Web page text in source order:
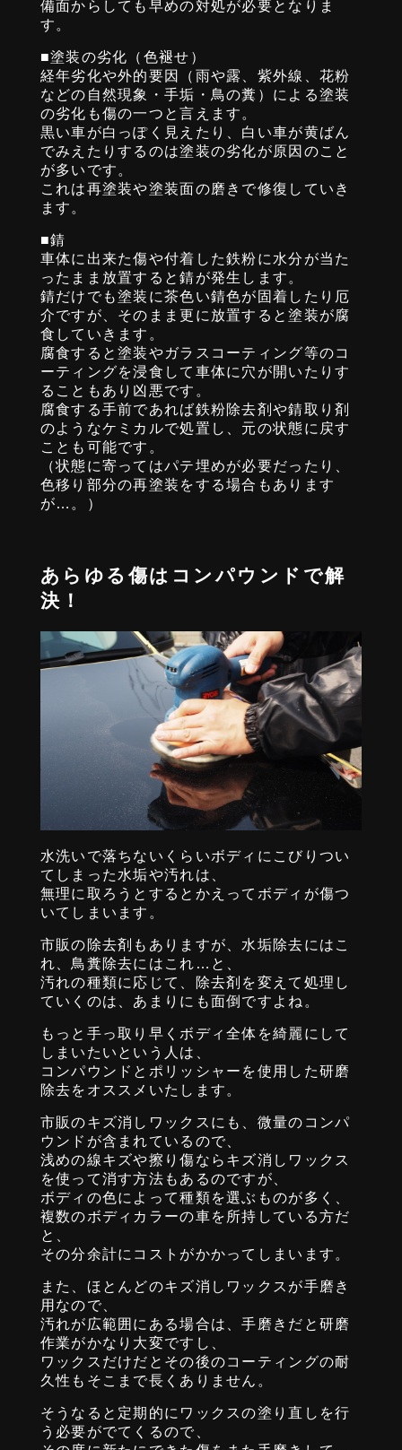
備面からしても早めの対処が必要となりま
す。
■塗装の劣化（色褪せ）
経年劣化や外的要因（雨や露、紫外線、花粉
などの自然現象・手垢・鳥の糞）による塗装
の劣化も傷の一つと言えます。
黒い車が白っぽく見えたり、白い車が黄ばん
でみえたりするのは塗装の劣化が原因のこと
が多いです。
これは再塗装や塗装面の磨きで修復していき
ます。
■錆
車体に出来た傷や付着した鉄粉に水分が当た
ったまま放置すると錆が発生します。
錆だけでも塗装に茶色い錆色が固着したり厄
介ですが、そのまま更に放置すると塗装が腐
食していきます。
腐食すると塗装やガラスコーティング等のコ
ーティングを浸食して車体に穴が開いたりす
ることもあり凶悪です。
腐食する手前であれば鉄粉除去剤や錆取り剤
のようなケミカルで処置し、元の状態に戻す
ことも可能です。
（状態に寄ってはパテ埋めが必要だったり、
色移り部分の再塗装をする場合もあります
が…。）
あらゆる傷はコンパウンドで解
決！
水洗いで落ちないくらいボディにこびりつい
てしまった水垢や汚れは、
無理に取ろうとするとかえってボディが傷つ
いてしまいます。
市販の除去剤もありますが、水垢除去にはこ
れ、鳥糞除去にはこれ…と、
汚れの種類に応じて、除去剤を変えて処理し
ていくのは、あまりにも面倒ですよね。
もっと手っ取り早くボディ全体を綺麗にして
しまいたいという人は、
コンパウンドとポリッシャーを使用した研磨
除去をオススメいたします。
市販のキズ消しワックスにも、微量のコンパ
ウンドが含まれているので、
浅めの線キズや擦り傷ならキズ消しワックス
を使って消す方法もあるのですが、
ボディの色によって種類を選ぶものが多く、
複数のボディカラーの車を所持している方だ
と、
その分余計にコストがかかってしまいます。
また、ほとんどのキズ消しワックスが手磨き
用なので、
汚れが広範囲にある場合は、手磨きだと研磨
作業がかなり大変ですし、
ワックスだけだとその後のコーティングの耐
久性もそこまで長くありません。
そうなると定期的にワックスの塗り直しを行
う必要がでてくるので、